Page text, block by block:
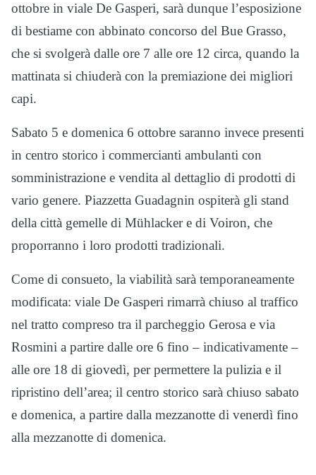
ottobre in viale De Gasperi, sarà dunque l’esposizione
di bestiame con abbinato concorso del Bue Grasso,
che si svolgerà dalle ore 7 alle ore 12 circa, quando la
mattinata si chiuderà con la premiazione dei migliori
capi.
Sabato 5 e domenica 6 ottobre saranno invece presenti
in centro storico i commercianti ambulanti con
somministrazione e vendita al dettaglio di prodotti di
vario genere. Piazzetta Guadagnin ospiterà gli stand
della città gemelle di Mühlacker e di Voiron, che
proporranno i loro prodotti tradizionali.
Come di consueto, la viabilità sarà temporaneamente
modificata: viale De Gasperi rimarrà chiuso al traffico
nel tratto compreso tra il parcheggio Gerosa e via
Rosmini a partire dalle ore 6 fino – indicativamente –
alle ore 18 di giovedì, per permettere la pulizia e il
ripristino dell’area; il centro storico sarà chiuso sabato
e domenica, a partire dalla mezzanotte di venerdì fino
alla mezzanotte di domenica.